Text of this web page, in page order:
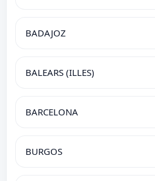
BADAJOZ
BALEARS (ILLES)
BARCELONA
BURGOS